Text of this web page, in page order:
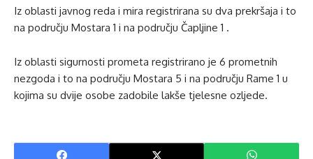
Iz oblasti javnog reda i mira registrirana su dva prekršaja i to
na području Mostara 1 i na području Čapljine 1 .
Iz oblasti sigurnosti prometa registrirano je 6 prometnih
nezgoda i to na području Mostara 5 i na području Rame 1 u
kojima su dvije osobe zadobile lakše tjelesne ozljede.